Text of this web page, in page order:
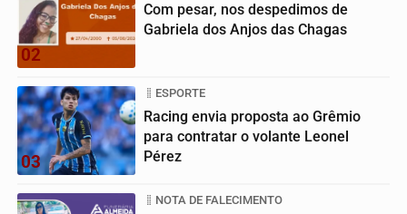
02
Com pesar, nos despedimos de
Gabriela dos Anjos das Chagas
03
ESPORTE
Racing envia proposta ao Grêmio
para contratar o volante Leonel
Pérez
NOTA DE FALECIMENTO